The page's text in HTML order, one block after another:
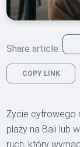
Share article:
COPY LINK
Życie cyfrowego
plaży na Bali lub
ruch, który